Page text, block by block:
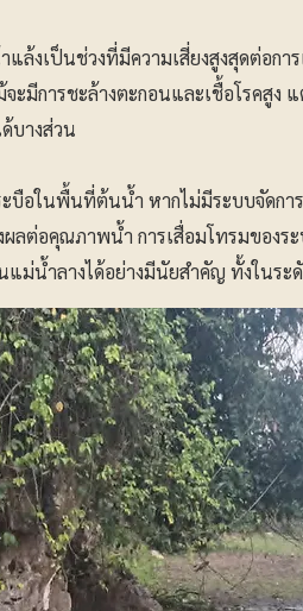
ล้งเป็นช่วงที่มีความเสี่ยงสูงสุดต่อกา
มีการชะล้างตะกอนและเชื้อโรคสูง แ
บางส่วน
ะบือในพื้นที่ต้นน้ำ หากไม่มีระบบจัดก
ลต่อคุณภาพน้ำ การเสื่อมโทรมของร
แม่น้ำลางได้อย่างมีนัยสำคัญ ทั้งในระ